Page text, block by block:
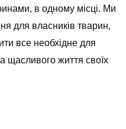
в одному місці. Ми
для власників тварин,
все необхідне для
щасливого життя своїх